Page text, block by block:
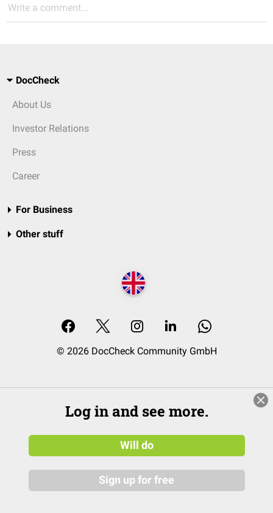
Write a comment...
DocCheck
About Us
Investor Relations
Press
Career
For Business
Other stuff
© 2026 DocCheck Community GmbH
Log in and see more.
Will do
Sign up for free